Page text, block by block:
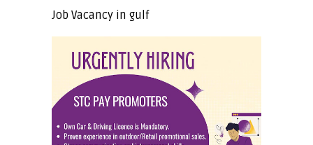
Job Vacancy in gulf